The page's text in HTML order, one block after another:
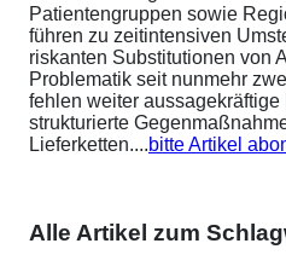
Patientengruppen sowie
führen zu zeitintensiven
riskanten Substitutionen von
Problematik seit nunmehr
fehlen weiter aussagekräftige
strukturierte
Lieferketten....bitte Artikel
Alle Artikel zum